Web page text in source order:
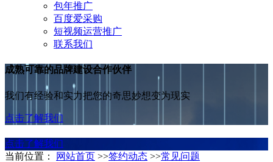
包年推广
百度爱采购
短视频运营推广
联系我们
成熟可靠的品牌建设合作伙伴
我们有经验和实力把您的奇思妙想变为现实
点击了解我们
点击了解我们
当前位置：
网站首页 >>签约动态 >>常见问题